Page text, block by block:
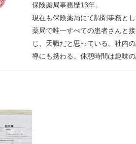
保険薬局事務歴13年。
現在も保険薬局にて調剤事務とし
薬局で唯一すべての患者さんと
じ、天職だと思っている。社内
導にも携わる。休憩時間は趣味の